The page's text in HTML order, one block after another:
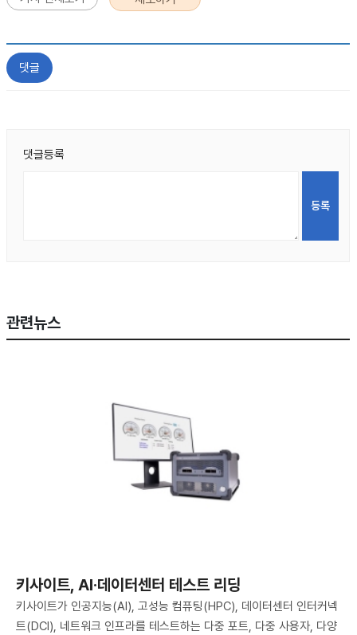
댓글
댓글등록
관련뉴스
키사이트, AI·데이터센터 테스트 리딩
키사이트가 인공지능(AI), 고성능 컴퓨팅(HPC), 데이터센터 인터커넥
트(DCI), 네트워크 인프라를 테스트하는 다중 포트, 다중 사용자, 다양